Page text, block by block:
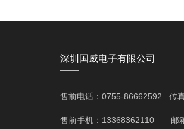
深圳国威电子有限公司
——
售前电话：0755-86662592 传
售前手机：13368362110 邮